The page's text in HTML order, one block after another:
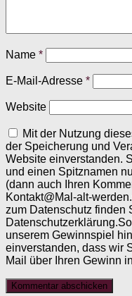
Name *
E-Mail-Adresse *
Website
Mit der Nutzung
der Speicherung und
Website einverstanden.
und einen Spitznamen
(dann auch Ihren
Kontakt@Mal-alt-
zum Datenschutz finden
unserem Gewinnspiel
einverstanden, dass wir
Mail über Ihren Gewinn